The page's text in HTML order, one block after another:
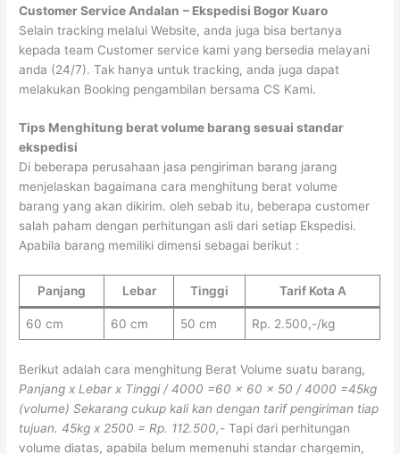
Customer Service Andalan – Ekspedisi Bogor Kuaro
Selain tracking melalui Website, anda juga bisa bertanya
kepada team Customer service kami yang bersedia melayani
anda (24/7). Tak hanya untuk tracking, anda juga dapat
melakukan Booking pengambilan bersama CS Kami.
Tips Menghitung berat volume barang sesuai standar
ekspedisi
Di beberapa perusahaan jasa pengiriman barang jarang
menjelaskan bagaimana cara menghitung berat volume
barang yang akan dikirim. oleh sebab itu, beberapa customer
salah paham dengan perhitungan asli dari setiap Ekspedisi.
Apabila barang memiliki dimensi sebagai berikut :
Panjang Lebar Tinggi Tarif Kota A
60 cm 60 cm 50 cm Rp. 2.500,-/kg
Berikut adalah cara menghitung Berat Volume suatu barang,
Panjang x Lebar x Tinggi / 4000 =60 x 60 x 50 / 4000 =45kg
(volume) Sekarang cukup kali kan dengan tarif pengiriman tiap
tujuan. 45kg x 2500 = Rp. 112.500,- Tapi dari perhitungan
volume diatas, apabila belum memenuhi standar chargemin,